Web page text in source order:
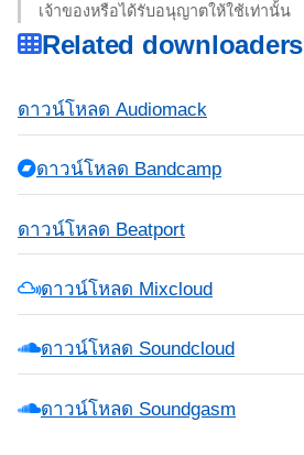
เจ้าของหรือได้รับอนุญาตให้ใช้เท่านั้น
Related downloaders
ดาวน์โหลด Audiomack
ดาวน์โหลด Bandcamp
ดาวน์โหลด Beatport
ดาวน์โหลด Mixcloud
ดาวน์โหลด Soundcloud
ดาวน์โหลด Soundgasm